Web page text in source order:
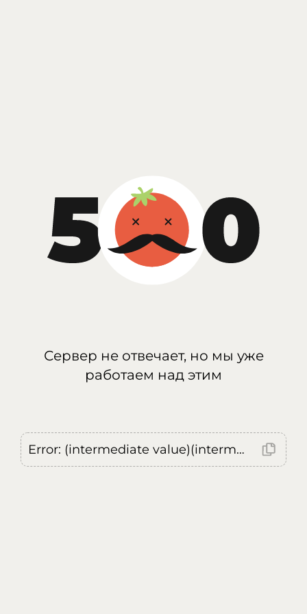
Сервер не отвечает, но мы уже
работаем над этим
Error: (intermediate value)(intermediate value)(intermediate value).replaceAll is not a function